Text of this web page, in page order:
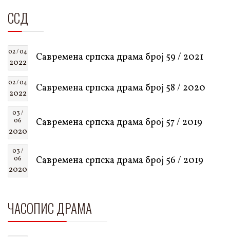
ССД
02 / 04
2022 Савремена српска драма број 59 / 2021
02 / 04
2022 Савремена српска драма број 58 / 2020
03 /
06
2020
Савремена српска драма број 57 / 2019
03 /
06
2020
Савремена српска драма број 56 / 2019
ЧАСОПИС ДРАМА